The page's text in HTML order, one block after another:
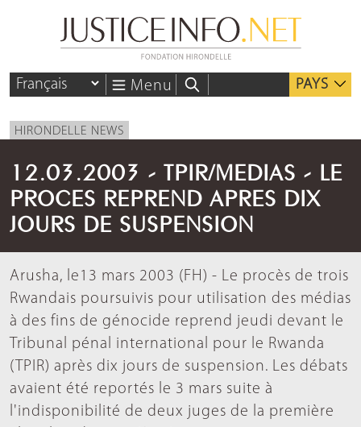
Menu PAYS
HIRONDELLE NEWS
12.03.2003 - TPIR/MEDIAS - LE
PROCES REPREND APRES DIX
JOURS DE SUSPENSION
Arusha, le13 mars 2003 (FH) - Le procès de trois
Rwandais poursuivis pour utilisation des médias
à des fins de génocide reprend jeudi devant le
Tribunal pénal international pour le Rwanda
(TPIR) après dix jours de suspension. Les débats
avaient été reportés le 3 mars suite à
l'indisponibilité de deux juges de la première